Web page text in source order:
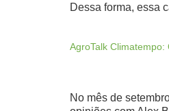
Dessa forma, essa
AgroTalk
No mês de